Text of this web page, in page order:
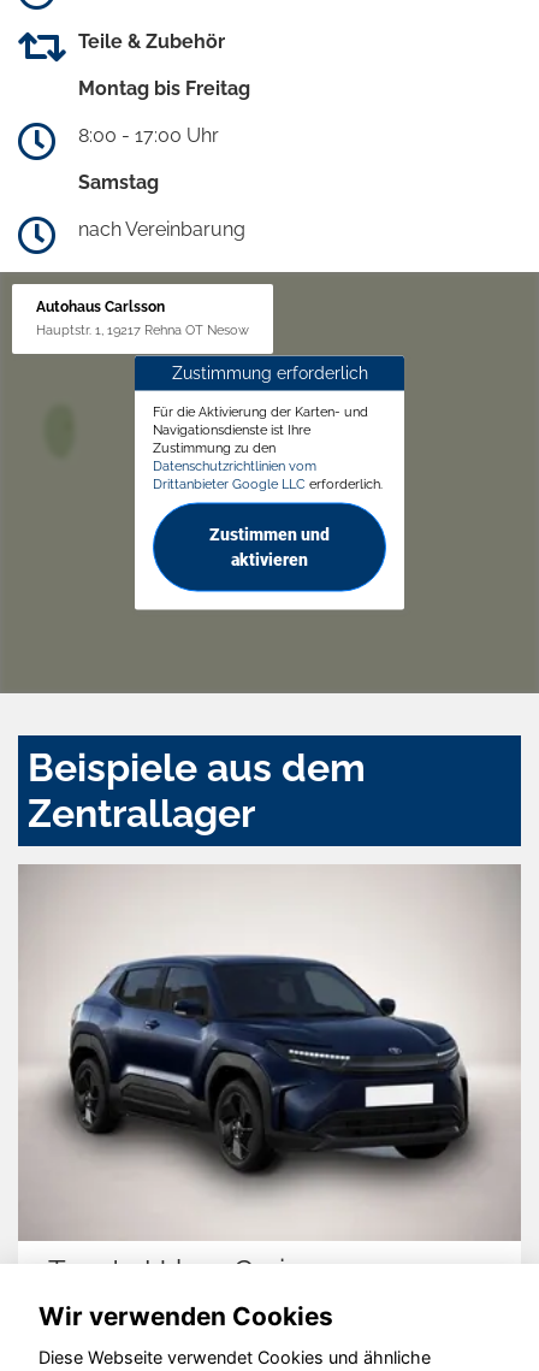
Teile & Zubehör
Montag bis Freitag
8:00 - 17:00 Uhr
Samstag
nach Vereinbarung
Autohaus Carlsson
Hauptstr. 1, 19217 Rehna OT Nesow
Zustimmung erforderlich
Für die Aktivierung der Karten- und
Navigationsdienste ist Ihre
Zustimmung zu den
Datenschutzrichtlinien vom
Drittanbieter Google LLC erforderlich.
Zustimmen und
aktivieren
Beispiele aus dem
Zentrallager
Toyota Urban Cruiser
Wir verwenden Cookies
Diese Webseite verwendet Cookies und ähnliche